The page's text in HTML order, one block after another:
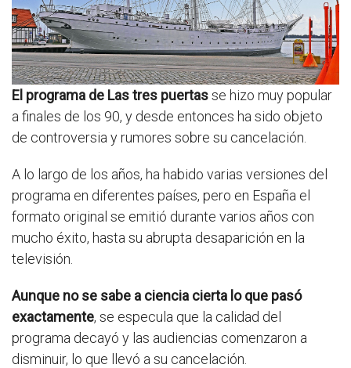
El programa de Las tres puertasse hizo muy popular
a finales de los 90, y desde entonces ha sido objeto
de controversia y rumores sobre su cancelación.
A lo largo de los años, ha habido varias versiones del
programa en diferentes países, pero en España el
formato original se emitió durante varios años con
mucho éxito, hasta su abrupta desaparición en la
televisión.
Aunque no se sabe a ciencia cierta lo que pasó
exactamente, se especula que la calidad del
programa decayó y las audiencias comenzaron a
disminuir, lo que llevó a su cancelación.